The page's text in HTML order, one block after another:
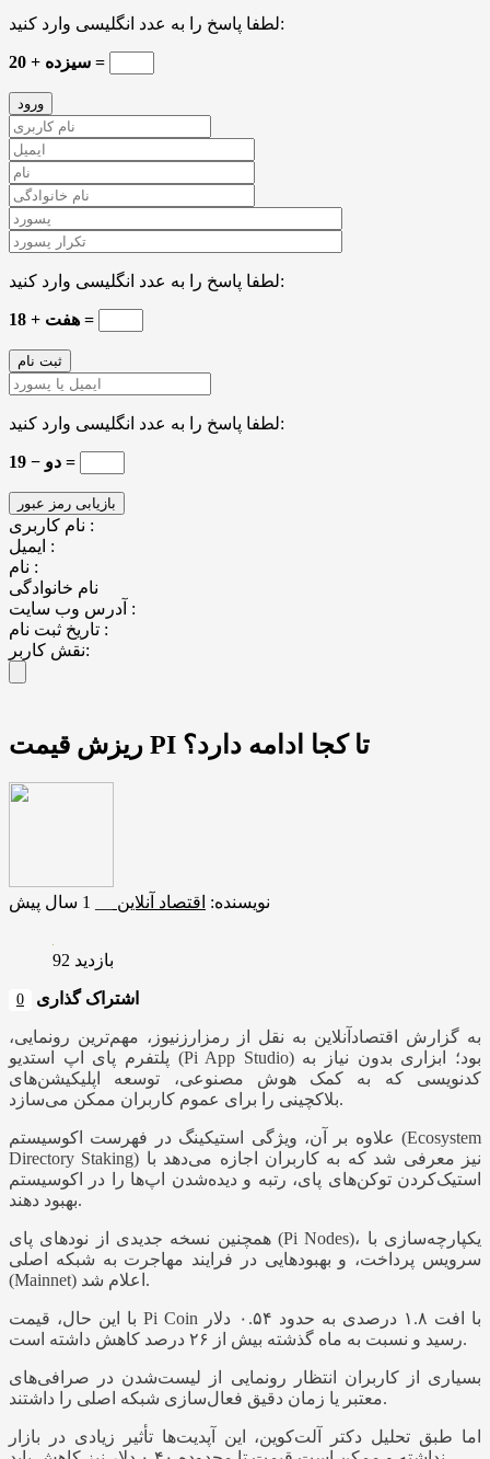
لطفا پاسخ را به عدد انگلیسی وارد کنید:
سیزده + 20 =
لطفا پاسخ را به عدد انگلیسی وارد کنید:
هفت + 18 =
لطفا پاسخ را به عدد انگلیسی وارد کنید:
19 − دو =
نام کاربری :
ایمیل :
نام :
نام خانوادگی
آدرس وب سایت :
تاریخ ثبت نام :
نقش کاربر:
ریزش قیمت PI تا کجا ادامه دارد؟
نویسنده: اقتصاد آنلاین 1 سال پیش
بازدید 92
اشتراک گذاری 0
به گزارش اقتصادآنلاین به نقل از رمزارزنیوز، مهم‌ترین رونمایی،
پلتفرم پای اپ استدیو (Pi App Studio) بود؛ ابزاری بدون نیاز به
کدنویسی که به کمک هوش مصنوعی، توسعه اپلیکیشن‌های
بلاکچینی را برای عموم کاربران ممکن می‌سازد.
علاوه بر آن، ویژگی استیکینگ در فهرست اکوسیستم (Ecosystem
Directory Staking) نیز معرفی شد که به کاربران اجازه می‌دهد با
استیک‌کردن توکن‌های پای، رتبه و دیده‌شدن اپ‌ها را در اکوسیستم
بهبود دهند.
همچنین نسخه جدیدی از نودهای پای (Pi Nodes)، یکپارچه‌سازی با
سرویس پرداخت، و بهبودهایی در فرایند مهاجرت به شبکه اصلی
(Mainnet) اعلام شد.
با این حال، قیمت Pi Coin با افت ۱.۸ درصدی به حدود ۰.۵۴ دلار
رسید و نسبت به ماه گذشته بیش از ۲۶ درصد کاهش داشته است.
بسیاری از کاربران انتظار رونمایی از لیست‌شدن در صرافی‌های
معتبر یا زمان دقیق فعال‌سازی شبکه اصلی را داشتند.
اما طبق تحلیل دکتر آلت‌کوین، این آپدیت‌ها تأثیر زیادی در بازار